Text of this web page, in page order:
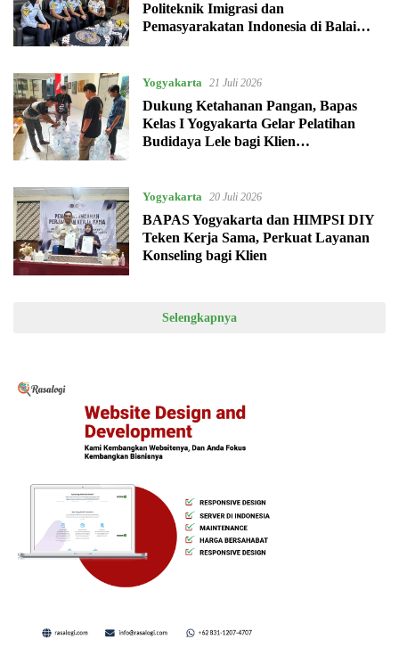
Politeknik Imigrasi dan
Pemasyarakatan Indonesia di Balai
Yogyakarta 21 Juli 2026
Dukung Ketahanan Pangan, Bapas
Kelas I Yogyakarta Gelar Pelatihan
Budidaya Lele bagi Klien
Yogyakarta 20 Juli 2026
BAPAS Yogyakarta dan HIMPSI DIY
Teken Kerja Sama, Perkuat Layanan
Konseling bagi Klien
Selengkapnya